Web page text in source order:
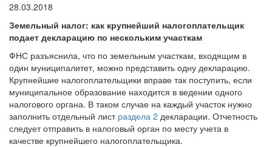
28.03.2018
Земельный налог: как крупнейший налогоплательщик
подает декларацию по нескольким участкам
ФНС разъяснила, что по земельным участкам, входящим в
один муниципалитет, можно представить одну декларацию.
Крупнейшие налогоплательщики вправе так поступить, если
муниципальное образование находится в ведении одного
налогового органа. В таком случае на каждый участок нужно
заполнить отдельный лист раздела 2 декларации. Отчетность
следует отправить в налоговый орган по месту учета в
качестве крупнейшего налогоплательщика.